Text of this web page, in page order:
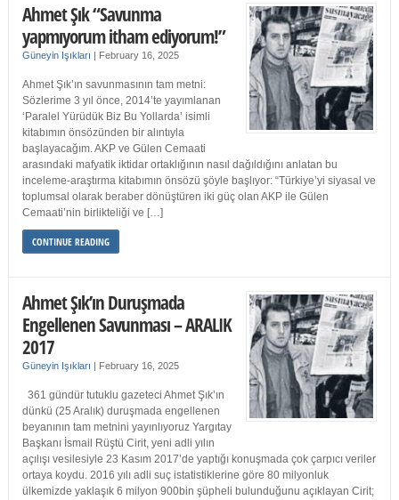
Ahmet Şık “Savunma
yapmıyorum itham ediyorum!”
Güneyin Işıkları | February 16, 2025
Ahmet Şık’ın savunmasının tam metni:
Sözlerime 3 yıl önce, 2014’te yayımlanan
‘Paralel Yürüdük Biz Bu Yollarda’ isimli
kitabımın önsözünden bir alıntıyla
başlayacağım. AKP ve Gülen Cemaati
arasındaki mafyatik iktidar ortaklığının nasıl dağıldığını anlatan bu
inceleme-araştırma kitabımın önsözü şöyle başlıyor: “Türkiye’yi siyasal ve
toplumsal olarak beraber dönüştüren iki güç olan AKP ile Gülen
Cemaati’nin birlikteliği ve […]
CONTINUE READING
Ahmet Şık’ın Duruşmada
Engellenen Savunması – ARALIK
2017
Güneyin Işıkları | February 16, 2025
361 gündür tutuklu gazeteci Ahmet Şık’ın
dünkü (25 Aralık) duruşmada engellenen
beyanının tam metnini yayınlıyoruz Yargıtay
Başkanı İsmail Rüştü Cirit, yeni adli yılın
açılışı vesilesiyle 23 Kasım 2017’de yaptığı konuşmada çok çarpıcı veriler
ortaya koydu. 2016 yılı adli suç istatistiklerine göre 80 milyonluk
ülkemizde yaklaşık 6 milyon 900bin şüpheli bulunduğunu açıklayan Cirit;